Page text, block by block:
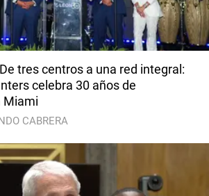
De tres centros a una red integral:
celebra 30 años de
Miami
CABRERA